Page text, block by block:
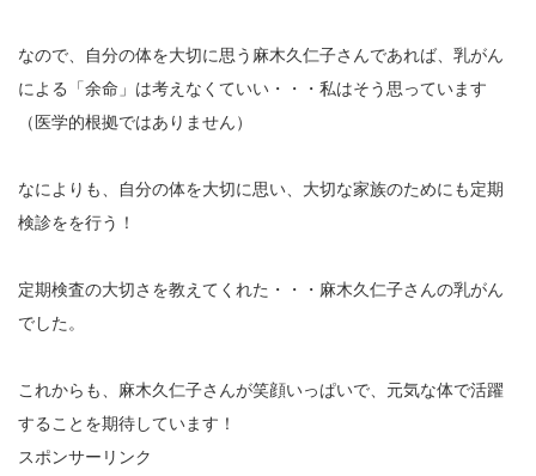
なので、自分の体を大切に思う麻木久仁子さんであれば、乳がん
による「余命」は考えなくていい・・・私はそう思っています
（医学的根拠ではありません）
なによりも、自分の体を大切に思い、大切な家族のためにも定期
検診をを行う！
定期検査の大切さを教えてくれた・・・麻木久仁子さんの乳がん
でした。
これからも、麻木久仁子さんが笑顔いっぱいで、元気な体で活躍
することを期待しています！
スポンサーリンク